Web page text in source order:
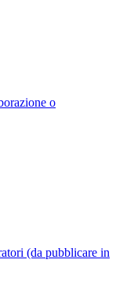
o
(da pubblicare in